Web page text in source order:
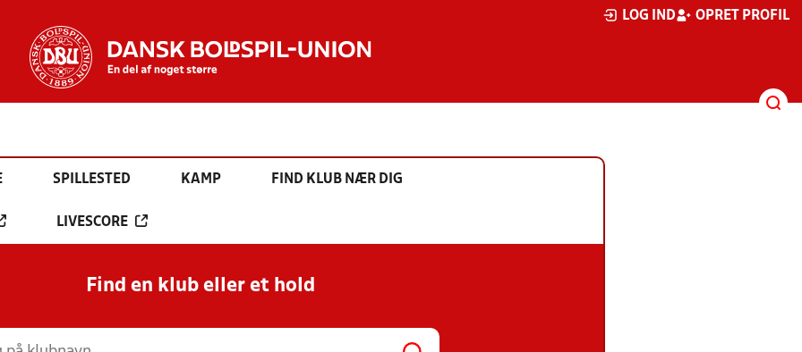
LOG IND OPRET PROFIL
SPILLESTED KAMP FIND KLUB NÆR DIG
LIVESCORE
Find en klub eller et hold